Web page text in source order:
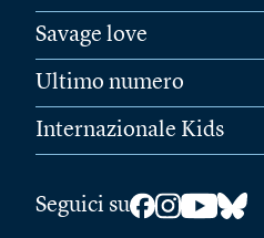
Savage love
Ultimo numero
Internazionale Kids
Seguici su